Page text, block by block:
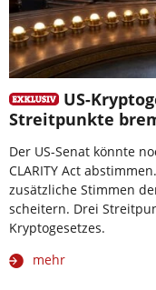
US-
Streitpunkte
Der US-Senat könnte
CLARITY Act
zusätzliche Stimmen
scheitern. Drei
Kryptogesetzes.
mehr